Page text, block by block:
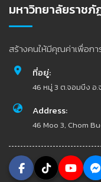
มหาวิทยาลัยราช
สร้างคนให้มีคุณค่าเพื่อก
ที่อยู่:
46 หมู่ 3 ต.จอมบึง อ.
Address:
46 Moo 3, Chom